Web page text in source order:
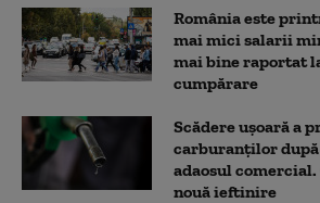
România este
mai mici salarii
mai bine raportat
cumpărare
Scădere ușoară a
carburanților după
adaosul comercial.
nouă ieftinire